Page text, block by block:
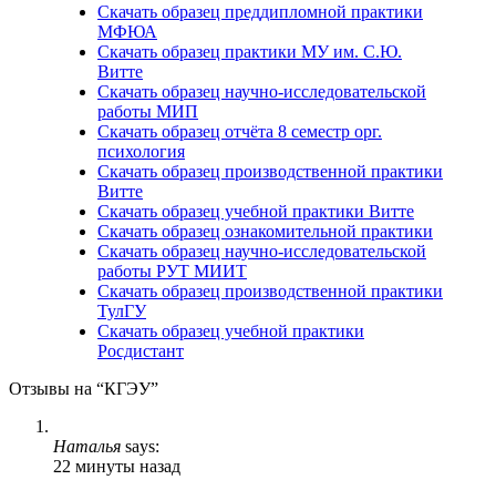
Скачать образец преддипломной практики
МФЮА
Скачать образец практики МУ им. С.Ю.
Витте
Скачать образец научно-исследовательской
работы МИП
Скачать образец отчёта 8 семестр орг.
психология
Скачать образец производственной практики
Витте
Скачать образец учебной практики Витте
Скачать образец ознакомительной практики
Скачать образец научно-исследовательской
работы РУТ МИИТ
Скачать образец производственной практики
ТулГУ
Скачать образец учебной практики
Росдистант
Отзывы на “КГЭУ”
Наталья says:
22 минуты назад